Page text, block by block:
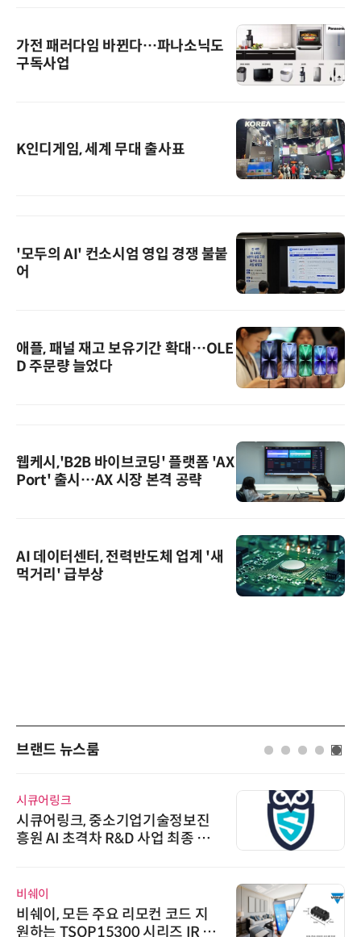
가전 패러다임 바뀐다…파나소닉도
구독사업
K인디게임, 세계 무대 출사표
'모두의 AI' 컨소시엄 영입 경쟁 불붙
어
애플, 패널 재고 보유기간 확대…OLE
D 주문량 늘었다
웹케시,'B2B 바이브코딩' 플랫폼 'AX
Port' 출시…AX 시장 본격 공략
AI 데이터센터, 전력반도체 업계 '새
먹거리' 급부상
브랜드 뉴스룸
시큐어링크
시큐어링크, 중소기업기술정보진
흥원 AI 초격차 R&D 사업 최종 선
비쉐이
비쉐이, 모든 주요 리모컨 코드 지
원하는 TSOP15300 시리즈 IR 수